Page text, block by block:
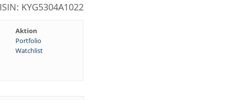
KYG5304A1022
Aktion
Portfolio
Watchlist